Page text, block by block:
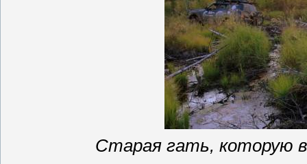
Старая гать, которую